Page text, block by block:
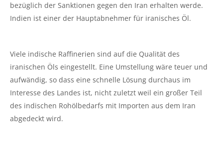
bezüglich der Sanktionen gegen den Iran erhalten werde.
Indien ist einer der Hauptabnehmer für iranisches Öl.
Viele indische Raffinerien sind auf die Qualität des
iranischen Öls eingestellt. Eine Umstellung wäre teuer und
aufwändig, so dass eine schnelle Lösung durchaus im
Interesse des Landes ist, nicht zuletzt weil ein großer Teil
des indischen Rohölbedarfs mit Importen aus dem Iran
abgedeckt wird.